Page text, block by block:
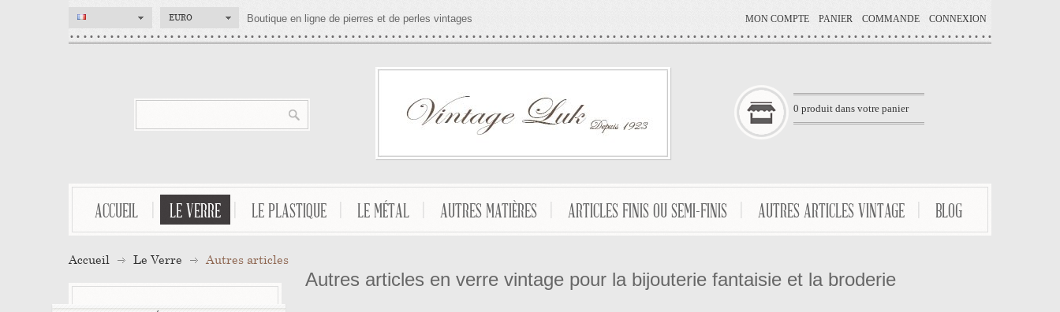
EURO MON COMPTE PANIER COMMANDE CONNEXION
0 produit dans votre panier
Boutique en ligne de pierres et de perles vintages
ACCUEIL LE VERRE LE PLASTIQUE LE MÉTAL AUTRES MATIÈRES ARTICLES FINIS OU SEMI-FINIS AUTRES ARTICLES VINTAGE BLOG
Accueil Le Verre Autres articles
Autres articles en verre vintage pour la bijouterie fantaisie et la broderie